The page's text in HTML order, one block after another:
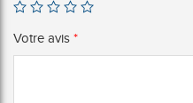
Votre avis *